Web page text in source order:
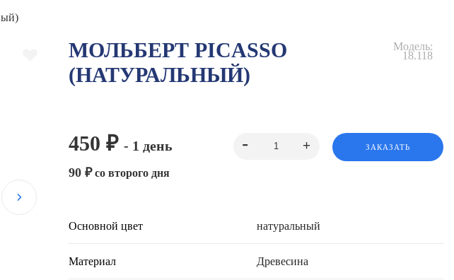
Модель:
18.118
МОЛЬБЕРТ PICASSO
(НАТУРАЛЬНЫЙ)
450 ₽ - 1 день
90 ₽со второго дня
ЗАКАЗАТЬ
Основной цвет натуральный
Материал Древесина